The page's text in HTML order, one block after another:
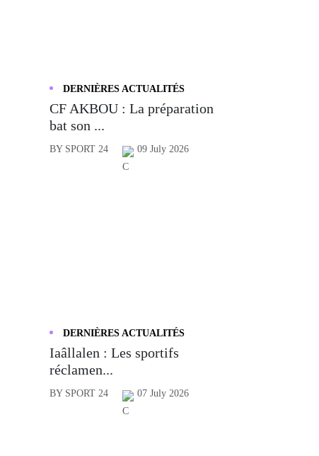
DERNIÈRES ACTUALITÉS
CF AKBOU : La préparation
bat son ...
BY SPORT 24 09 July 2026
DERNIÈRES ACTUALITÉS
Iaâllalen : Les sportifs
réclamen...
BY SPORT 24 07 July 2026